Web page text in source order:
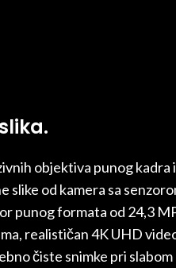
objektiva punog kadra i
slike od kamera sa
punog formata od 24,3
realističan 4K UHD
čiste snimke pri slabom